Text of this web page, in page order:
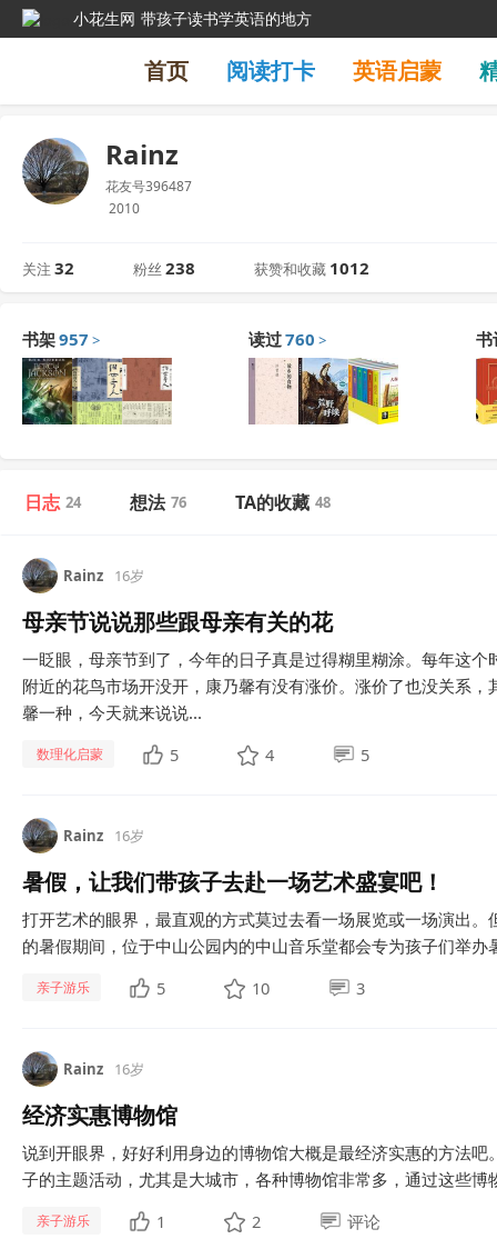
小花生网 带孩子读书学英语的地方
首页 阅读打卡 英语启蒙
Rainz
花友号396487
2010
关注 32 粉丝 238 获赞和收藏 1012
书架957 > 读过760 > 书
日志 24 想法 76 TA的收藏 48
Rainz 16岁
母亲节说说那些跟母亲有关的花
一眨眼，母亲节到了，今年的日子真是过得糊里糊涂。每年这
附近的花鸟市场开没开，康乃馨有没有涨价。涨价了也没关系
馨一种，今天就来说说...
数理化启蒙 5 4 5
Rainz 16岁
暑假，让我们带孩子去赴一场艺术盛宴吧！
打开艺术的眼界，最直观的方式莫过去看一场展览或一场演出
的暑假期间，位于中山公园内的中山音乐堂都会专为孩子们举
亲子游乐 5 10 3
Rainz 16岁
经济实惠博物馆
说到开眼界，好好利用身边的博物馆大概是最经济实惠的方法
子的主题活动，尤其是大城市，各种博物馆非常多，通过这些
亲子游乐 1 2 评论